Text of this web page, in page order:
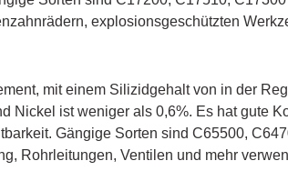
explosionsgeschützten
mit einem Silizidgehalt von in der
Nickel ist weniger als 0,6%. Es hat gute
Gängige Sorten sind C65500,
Rohrleitungen, Ventilen und mehr